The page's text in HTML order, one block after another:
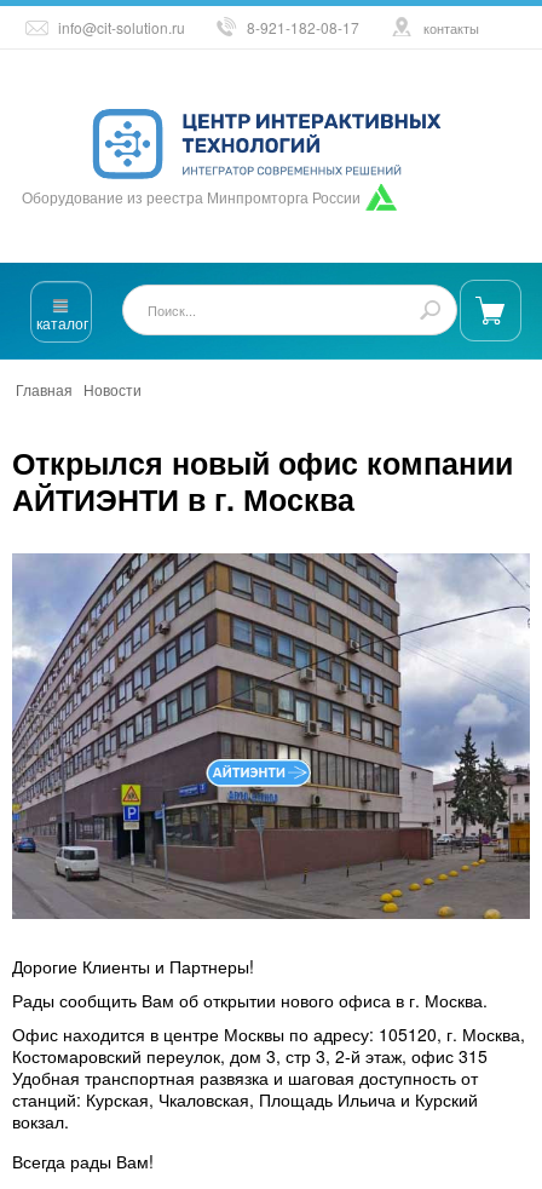
info@cit-solution.ru 8-921-182-08-17 контакты
Оборудование из реестра Минпромторга России
каталог
Главная Новости
Открылся новый офис компании
АЙТИЭНТИ в г. Москва
Дорогие Клиенты и Партнеры!
Рады сообщить Вам об открытии нового офиса в г. Москва.
Офис находится в центре Москвы по адресу: 105120, г. Москва,
Костомаровский переулок, дом 3, стр 3, 2-й этаж, офис 315
Удобная транспортная развязка и шаговая доступность от
станций: Курская, Чкаловская, Площадь Ильича и Курский
вокзал.
Всегда рады Вам!